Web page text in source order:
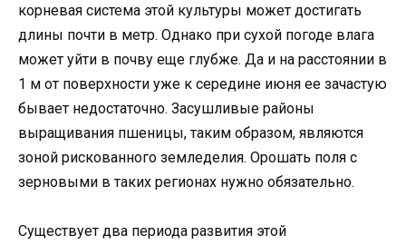
корневая система этой культуры может достигать
длины почти в метр. Однако при сухой погоде влага
может уйти в почву еще глубже. Да и на расстоянии в
1 м от поверхности уже к середине июня ее зачастую
бывает недостаточно. Засушливые районы
выращивания пшеницы, таким образом, являются
зоной рискованного земледелия. Орошать поля с
зерновыми в таких регионах нужно обязательно.
Существует два периода развития этой